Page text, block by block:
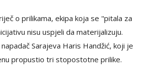
o prilikama, ekipa koja se "pitala za
nisu uspjeli da materijalizuju.
Sarajeva Haris Handžić, koji je
propustio tri stopostotne prilike.